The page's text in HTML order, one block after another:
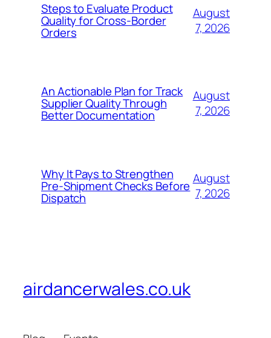
Steps to Evaluate Product
Quality for Cross-Border
Orders
August
7, 2026
An Actionable Plan for Track
Supplier Quality Through
Better Documentation
August
7, 2026
Why It Pays to Strengthen
Pre-Shipment Checks Before
Dispatch
August
7, 2026
airdancerwales.co.uk